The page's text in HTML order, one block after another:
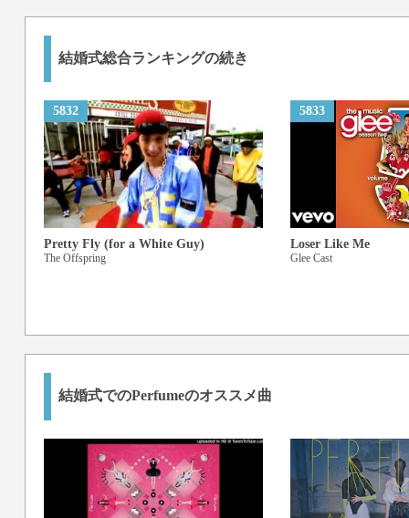
結婚式総合ランキングの続き
5832
Pretty Fly (for a White Guy)
The Offspring
5833
Loser Like Me
Glee Cast
結婚式でのPerfumeのオススメ曲